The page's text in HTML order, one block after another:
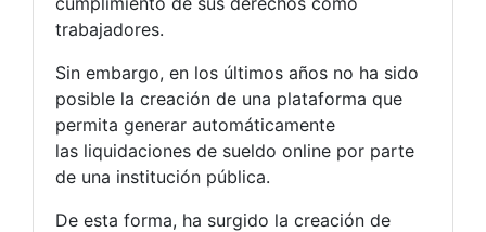
trabajadores.
Sin embargo, en los últimos años no ha sido
posible la creación de una plataforma que
permita generar automáticamente
las liquidaciones de sueldo online por parte
de una institución pública.
De esta forma, ha surgido la creación de